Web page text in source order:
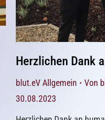
Herzlichen Dank
blut.eV Allgemein Von
30.08.2023